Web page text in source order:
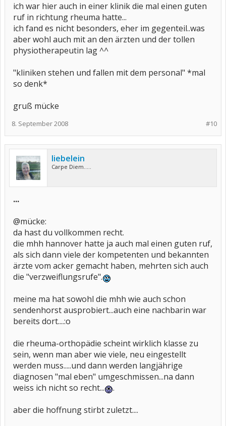
ich war hier auch in einer klinik die mal einen guten
ruf in richtung rheuma hatte...
ich fand es nicht besonders, eher im gegenteil..was
aber wohl auch mit an den ärzten und der tollen
physiotherapeutin lag ^^
"kliniken stehen und fallen mit dem personal" *mal
so denk*
gruß mücke
#10
8. September 2008
liebelein
Carpe Diem.....
...
@mücke:
da hast du vollkommen recht.
die mhh hannover hatte ja auch mal einen guten ruf,
als sich dann viele der kompetenten und bekannten
ärzte vom acker gemacht haben, mehrten sich auch
die "verzweiflungsrufe".
meine ma hat sowohl die mhh wie auch schon
sendenhorst ausprobiert...auch eine nachbarin war
bereits dort....:o
die rheuma-orthopädie scheint wirklich klasse zu
sein, wenn man aber wie viele, neu eingestellt
werden muss.....und dann werden langjährige
diagnosen "mal eben" umgeschmissen...na dann
weiss ich nicht so recht...
.
aber die hoffnung stirbt zuletzt....